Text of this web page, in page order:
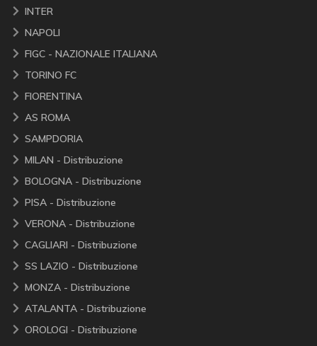
INTER
NAPOLI
FIGC - NAZIONALE ITALIANA
TORINO FC
FIORENTINA
AS ROMA
SAMPDORIA
MILAN - Distribuzione
BOLOGNA - Distribuzione
PISA - Distribuzione
VERONA - Distribuzione
CAGLIARI - Distribuzione
SS LAZIO - Distribuzione
MONZA - Distribuzione
ATALANTA - Distribuzione
OROLOGI - Distribuzione